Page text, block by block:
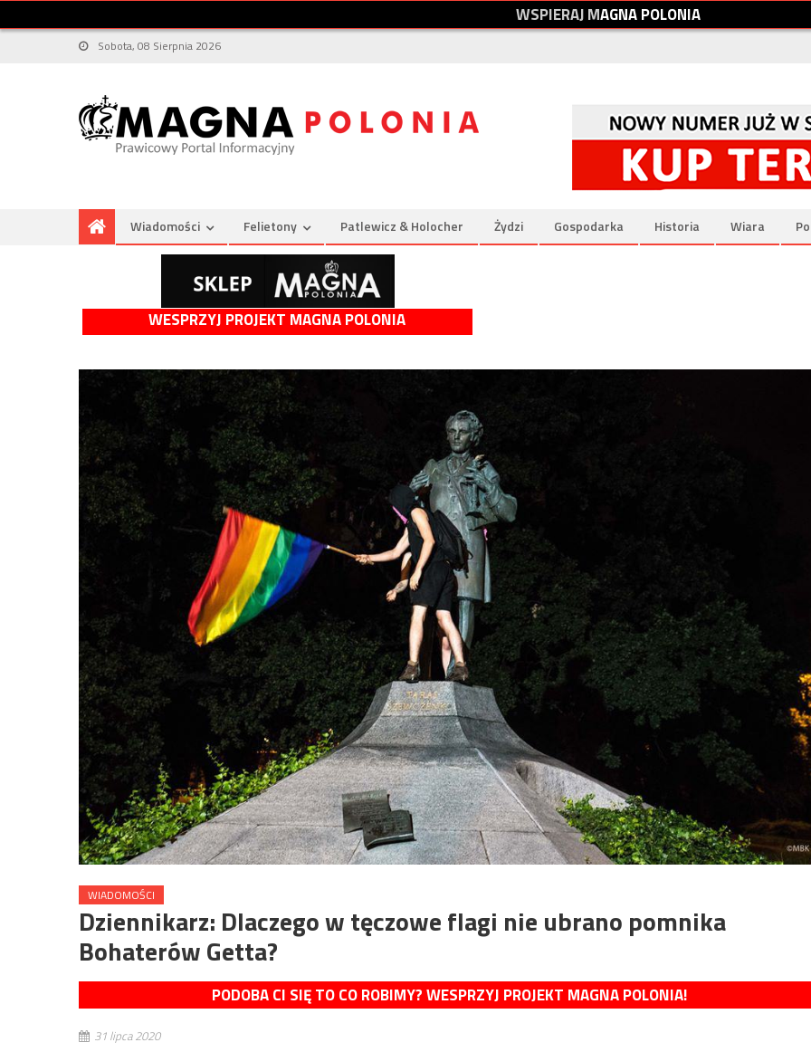
WSPIERAJMAGNAPOLONIA
Sobota, 08 Sierpnia 2026
Wiadomości Felietony Patlewicz & Holocher Żydzi Gospodarka Historia Wiara
WESPRZYJ PROJEKT MAGNA POLONIA
WIADOMOŚCI
Dziennikarz: Dlaczego w tęczowe flagi nie ubrano pomnika
Bohaterów Getta?
PODOBA CI SIĘ TO CO ROBIMY? WESPRZYJ PROJEKT MAGNA POLONIA!
31 lipca 2020